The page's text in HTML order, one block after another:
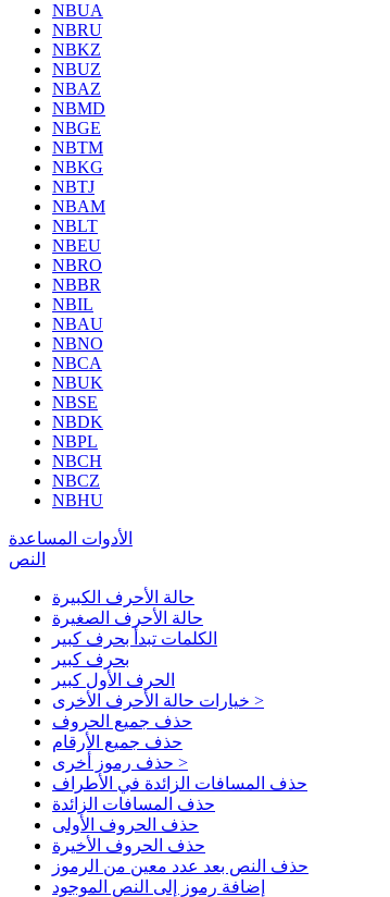
NBUA
NBRU
NBKZ
NBUZ
NBAZ
NBMD
NBGE
NBTM
NBKG
NBTJ
NBAM
NBLT
NBEU
NBRO
NBBR
NBIL
NBAU
NBNO
NBCA
NBUK
NBSE
NBDK
NBPL
NBCH
NBCZ
NBHU
الأدوات المساعدة
النص
حالة الأحرف الكبيرة
حالة الأحرف الصغيرة
الكلمات تبدأ بحرف كبير
بحرف كبير
الحرف الأول كبير
خيارات حالة الأحرف الأخرى >
حذف جميع الحروف
حذف جميع الأرقام
حذف رموز أخرى >
حذف المسافات الزائدة في الأطراف
حذف المسافات الزائدة
حذف الحروف الأولى
حذف الحروف الأخيرة
حذف النص بعد عدد معين من الرموز
إضافة رموز إلى النص الموجود